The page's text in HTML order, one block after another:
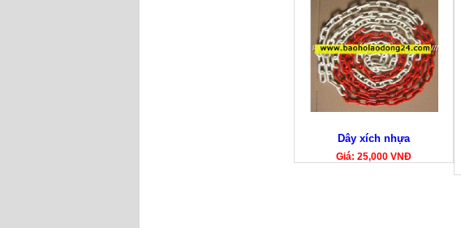
Dây xích nhựa
Giá: 25,000 VNĐ